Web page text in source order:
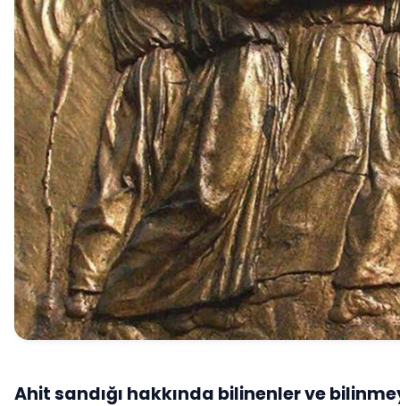
Ahit sandığı hakkında bilinenler ve